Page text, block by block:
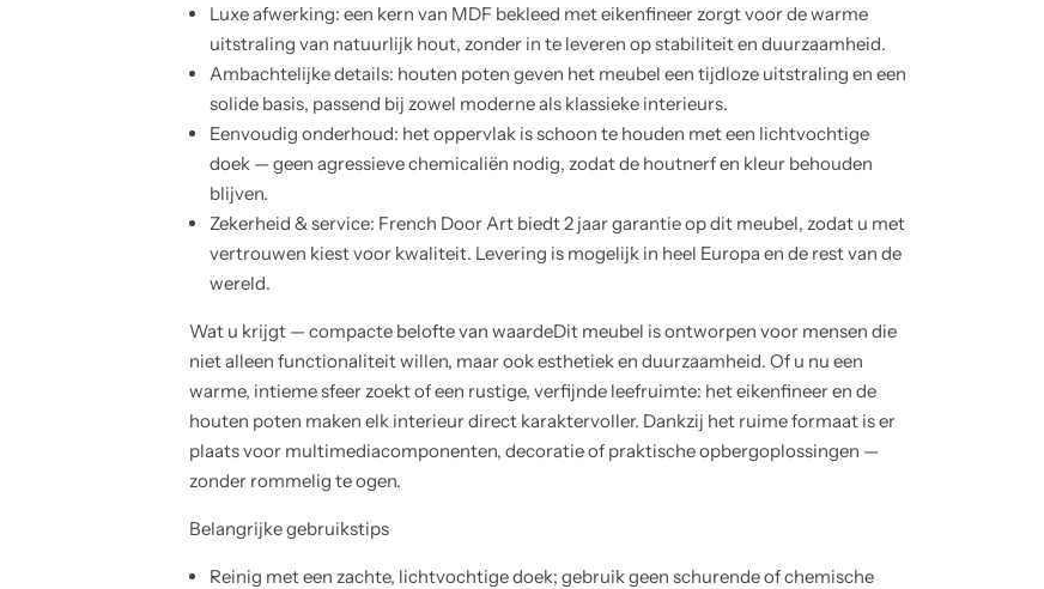
Luxe afwerking: een kern van MDF bekleed met eikenfineer zorgt voor de warme
uitstraling van natuurlijk hout, zonder in te leveren op stabiliteit en duurzaamheid.
Ambachtelijke details: houten poten geven het meubel een tijdloze uitstraling en een
solide basis, passend bij zowel moderne als klassieke interieurs.
Eenvoudig onderhoud: het oppervlak is schoon te houden met een lichtvochtige
doek — geen agressieve chemicaliën nodig, zodat de houtnerf en kleur behouden
blijven.
Zekerheid & service: French Door Art biedt 2 jaar garantie op dit meubel, zodat u met
vertrouwen kiest voor kwaliteit. Levering is mogelijk in heel Europa en de rest van de
wereld.
Wat u krijgt — compacte belofte van waardeDit meubel is ontworpen voor mensen die
niet alleen functionaliteit willen, maar ook esthetiek en duurzaamheid. Of u nu een
warme, intieme sfeer zoekt of een rustige, verfijnde leefruimte: het eikenfineer en de
houten poten maken elk interieur direct karaktervoller. Dankzij het ruime formaat is er
plaats voor multimediacomponenten, decoratie of praktische opbergoplossingen —
zonder rommelig te ogen.
Belangrijke gebruikstips
Reinig met een zachte, lichtvochtige doek; gebruik geen schurende of chemische